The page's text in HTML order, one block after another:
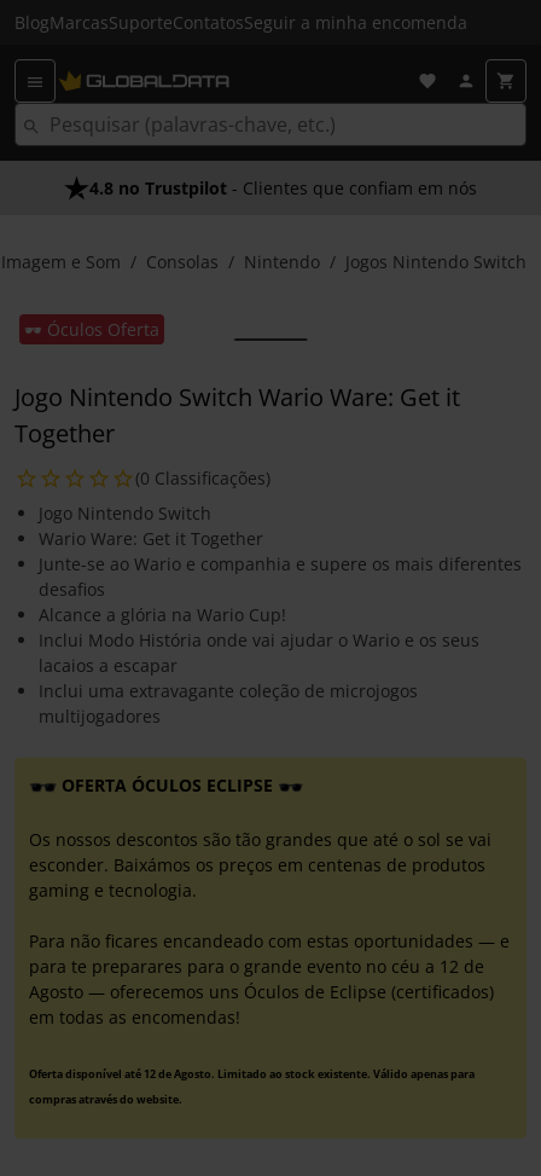
BlogMarcasSuporteContatosSeguir a minha encomenda
4.8 no Trustpilot - Clientes que confiam em nós
Imagem e Som Consolas Nintendo Jogos Nintendo Switch
🕶️ Óculos Oferta
Jogo Nintendo Switch Wario Ware: Get it
Together
(0 Classificações)
Jogo Nintendo Switch
Wario Ware: Get it Together
Junte-se ao Wario e companhia e supere os mais diferentes
desafios
Alcance a glória na Wario Cup!
Inclui Modo História onde vai ajudar o Wario e os seus
lacaios a escapar
Inclui uma extravagante coleção de microjogos
multijogadores
OFERTA ÓCULOS ECLIPSE
Os nossos descontos são tão grandes que até o sol se vai
esconder. Baixámos os preços em centenas de produtos
gaming e tecnologia.
Para não ficares encandeado com estas oportunidades — e
para te preparares para o grande evento no céu a 12 de
Agosto — oferecemos uns Óculos de Eclipse (certificados)
em todas as encomendas!
Oferta disponível até 12 de Agosto. Limitado ao stock existente. Válido apenas para
compras através do website.